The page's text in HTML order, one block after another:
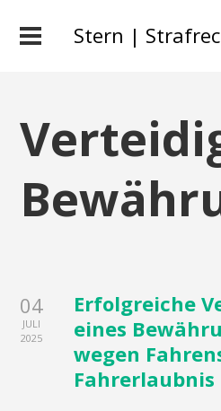
Stern |
04
JULI
2025
Erfolgreiche
eines
wegen
Fahrerlaubnis